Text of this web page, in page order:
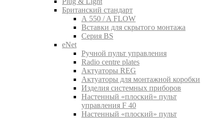
Британский стандарт
A 550 / A FLOW
Вставки для скрытого монтажа
Серия BS
eNet
Pучной пульт управления
Radio centre plates
Актуаторы REG
Актуаторы для монтажной коробки
Изделия системных приборов
Настенный «плоский» пульт
управления F 40
Настенный «плоский» пульт